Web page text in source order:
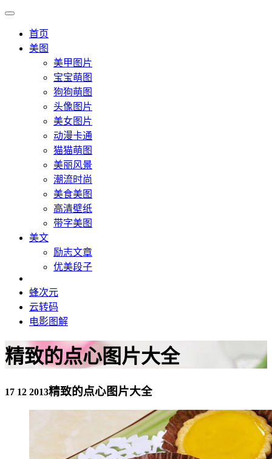
首页
美图
美甲图片
宝宝萌图
狗狗萌图
头像图片
美女图片
动漫卡通
猫猫萌图
美丽风景
潮流时尚
美食美图
高清壁纸
带字美图
美文
励志文章
优美段子
蜂次元
云转码
电影图解
精致的点心图片大全
17 12 2013精致的点心图片大全